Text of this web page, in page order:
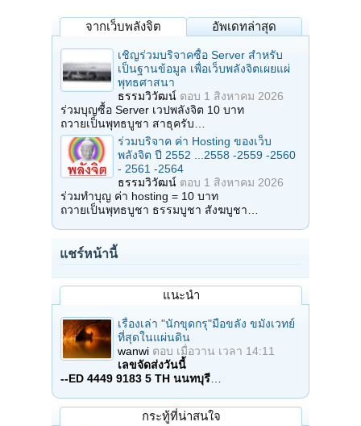
จากเว็บพลังจิต อัพเดทล่าสุด
เชิญร่วมบริจาคซื้อ Server สำหรับ
เป็นฐานข้อมูล เพื่อเว็บพลังจิตเผยแผ่
พุทธศาสนา
ธรรมวิวัฒน์ ตอบ 1 สิงหาคม 2026
ร่วมบุญซื้อ Server เวปพลังจิต 10 บาท
ถวายเป็นพุทธบูชา สาธุครับ…
ร่วมบริจาค ค่า Hosting ของเว็บ
พลังจิต ปี 2552 ...2558 -2559 -2560
- 2561 -2564
ธรรมวิวัฒน์ ตอบ 1 สิงหาคม 2026
ร่วมทำบุญ ค่า hosting = 10 บาท
ถวายเป็นพุทธบูชา ธรรมบูชา สังฆบูชา…
แชร์หน้านี้
แนะนำ
เรื่องเล่า "นักขุดกรุ"มือขลัง ขมังเวทย์
ที่สุดในแผ่นดิน
wanwi ตอบ เมื่อวาน เวลา 14:11
เลขจัดส่งวันนี้
--ED 4449 9183 5 TH นนทบุรี…
กระทู้ที่น่าสนใจ